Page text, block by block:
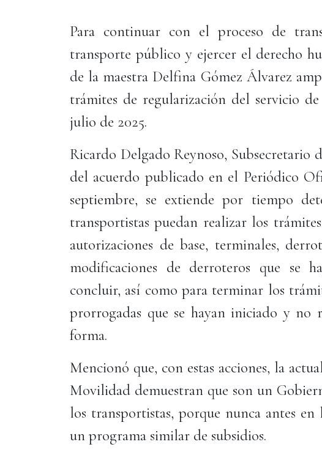
Para continuar con el proceso de
transporte público y ejercer el derecho
de la maestra Delfina Gómez Álvarez
trámites de regularización del servicio
julio de 2025.
Ricardo Delgado Reynoso,
del acuerdo publicado en el Periódico
septiembre, se extiende por tiempo
transportistas puedan realizar los
autorizaciones de base, terminales,
modificaciones de derroteros que se
concluir, así como para terminar los
prorrogadas que se hayan iniciado y no
forma.
Mencionó que, con estas acciones, la
Movilidad demuestran que son un
los transportistas, porque nunca antes
un programa similar de subsidios.